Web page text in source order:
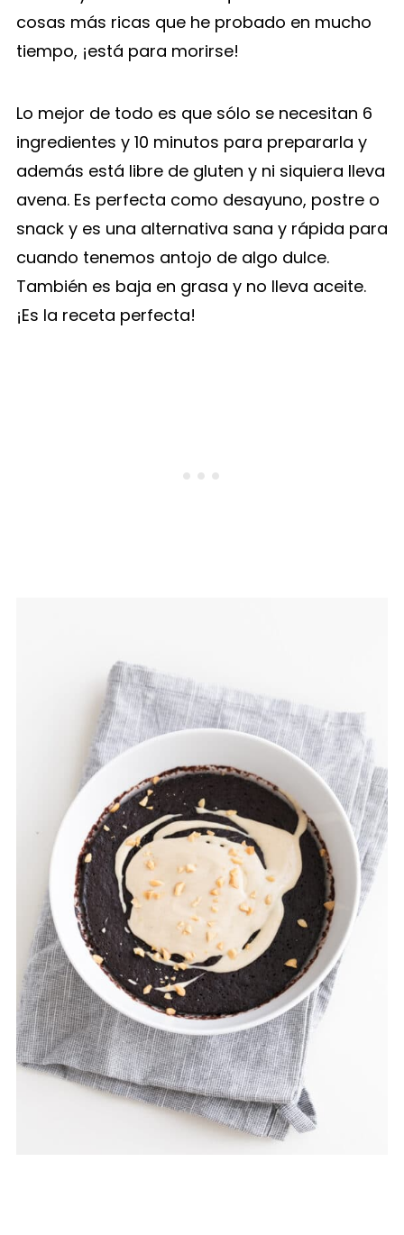
cosas más ricas que he probado en mucho
tiempo, ¡está para morirse!
Lo mejor de todo es que sólo se necesitan 6
ingredientes y 10 minutos para prepararla y
además está libre de gluten y ni siquiera lleva
avena. Es perfecta como desayuno, postre o
snack y es una alternativa sana y rápida para
cuando tenemos antojo de algo dulce.
También es baja en grasa y no lleva aceite.
¡Es la receta perfecta!